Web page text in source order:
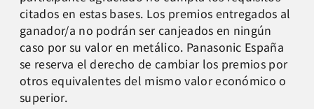
citados en estas bases. Los premios entregados al
ganador/a no podrán ser canjeados en ningún
caso por su valor en metálico. Panasonic España
se reserva el derecho de cambiar los premios por
otros equivalentes del mismo valor económico o
superior.